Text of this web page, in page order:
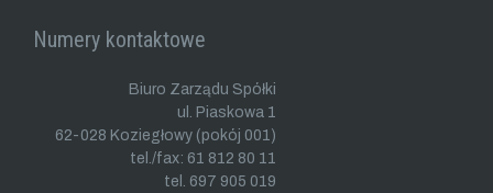
Numery kontaktowe
Biuro Zarządu Spółki
ul. Piaskowa 1
62-028 Koziegłowy (pokój 001)
tel./fax: 61 812 80 11
tel. 697 905 019